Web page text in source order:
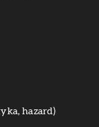
hazard)